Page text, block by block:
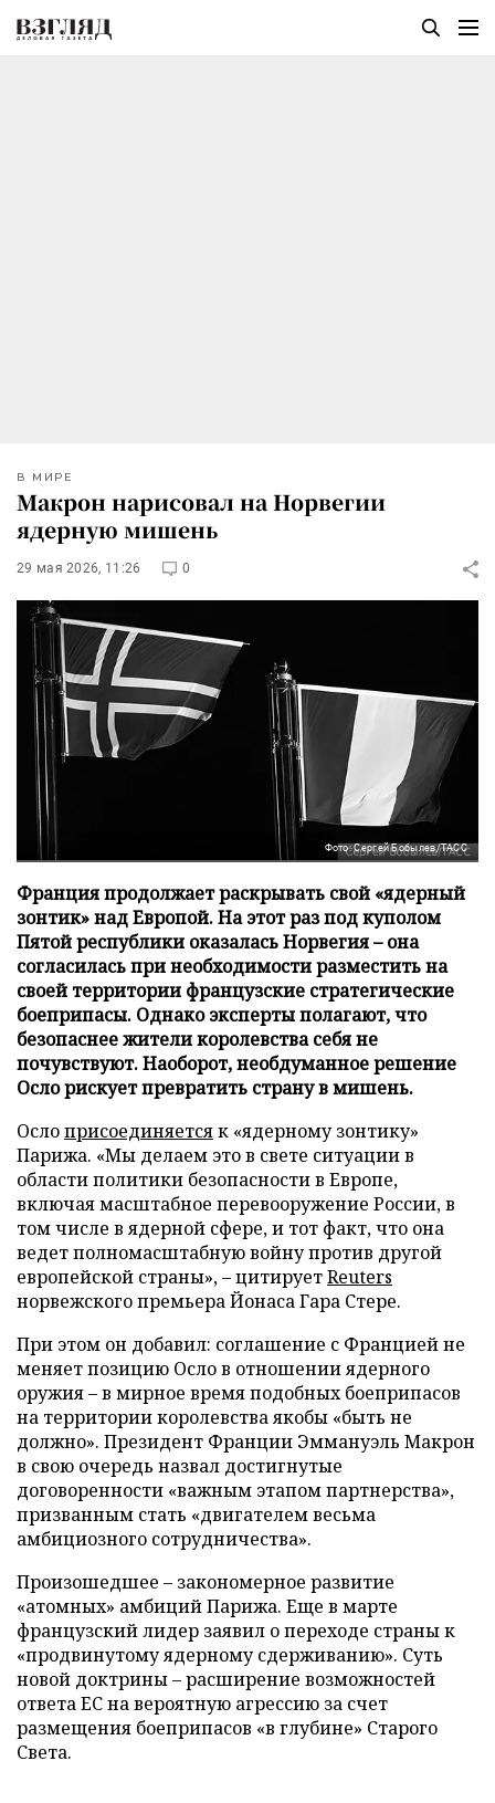
В МИРЕ
Макрон нарисовал на Норвегии
ядерную мишень
29 мая 2026, 11:26 0
Фото: Сергей Бобылев/ТАСС
Франция продолжает раскрывать свой «ядерный
зонтик» над Европой. На этот раз под куполом
Пятой республики оказалась Норвегия – она
согласилась при необходимости разместить на
своей территории французские стратегические
боеприпасы. Однако эксперты полагают, что
безопаснее жители королевства себя не
почувствуют. Наоборот, необдуманное решение
Осло рискует превратить страну в мишень.
Ослоприсоединяетсяк «ядерному зонтику»
Парижа. «Мы делаем это в свете ситуации в
области политики безопасности в Европе,
включая масштабное перевооружение России, в
том числе в ядерной сфере, и тот факт, что она
ведет полномасштабную войну против другой
европейской страны», – цитируетReuters
норвежского премьера Йонаса Гара Стере.
При этом он добавил: соглашение с Францией не
меняет позицию Осло в отношении ядерного
оружия – в мирное время подобных боеприпасов
на территории королевства якобы «быть не
должно». Президент Франции Эммануэль Макрон
в свою очередь назвал достигнутые
договоренности «важным этапом партнерства»,
призванным стать «двигателем весьма
амбициозного сотрудничества».
Произошедшее – закономерное развитие
«атомных» амбиций Парижа. Еще в марте
французский лидер заявил о переходе страны к
«продвинутому ядерному сдерживанию». Суть
новой доктрины – расширение возможностей
ответа ЕС на вероятную агрессию за счет
размещения боеприпасов «в глубине» Старого
Света.